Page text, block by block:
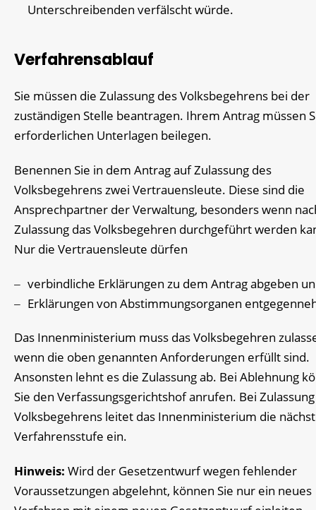
Unterschreibenden verfälscht würde.
Verfahrensablauf
Sie müssen die Zulassung des Volksbegehrens bei der
zuständigen Stelle beantragen. Ihrem Antrag müssen
erforderlichen Unterlagen beilegen.
Benennen Sie in dem Antrag auf Zulassung des
Volksbegehrens zwei Vertrauensleute. Diese sind die
Ansprechpartner der Verwaltung, besonders wenn
Zulassung das Volksbegehren durchgeführt werden
Nur die Vertrauensleute dürfen
verbindliche Erklärungen zu dem Antrag abgeben
Erklärungen von Abstimmungsorganen
Das Innenministerium muss das Volksbegehren
wenn die oben genannten Anforderungen erfüllt sind.
Ansonsten lehnt es die Zulassung ab. Bei Ablehnung
Sie den Verfassungsgerichtshof anrufen. Bei
Volksbegehrens leitet das Innenministerium die
Verfahrensstufe ein.
Hinweis: Wird der Gesetzentwurf wegen fehlender
Voraussetzungen abgelehnt, können Sie nur ein neues